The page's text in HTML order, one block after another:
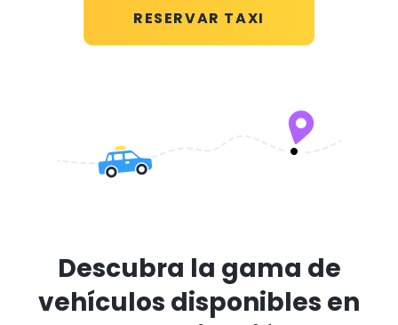
RESERVAR TAXI
Descubra la gama de
vehículos disponibles en